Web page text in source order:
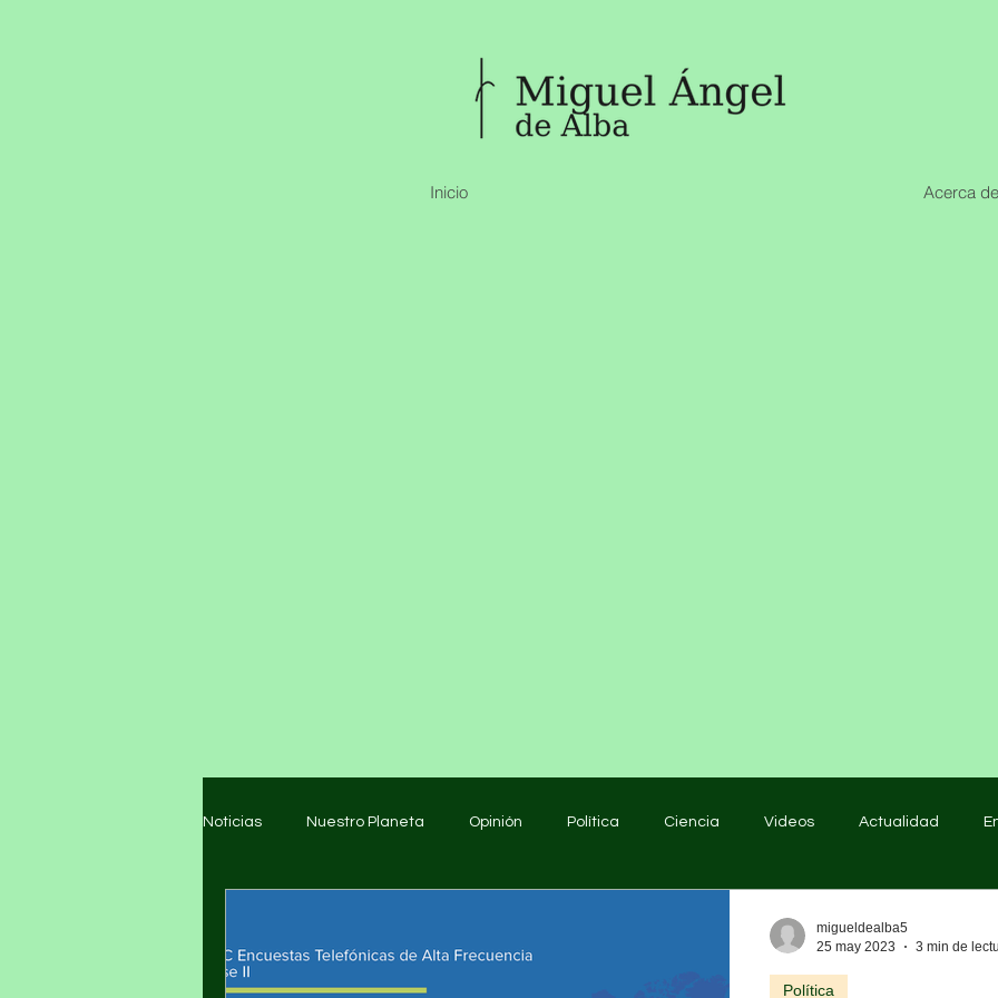
Inicio Acerca
Noticias Nuestro Planeta Opinión Política Ciencia Videos Actualidad
Política
migueldealba5
25 may 2023
3 min de